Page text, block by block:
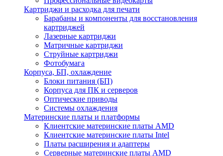
Картриджи и расходка для печати
Барабаны и компоненты для восстановления
картриджей
Лазерные картриджи
Матричные картриджи
Струйные картриджи
Фотобумага
Корпуса, БП, охлаждение
Блоки питания (БП)
Корпуса для ПК и серверов
Оптические приводы
Системы охлаждения
Материнские платы и платформы
Клиентские материнские платы AMD
Клиентские материнские платы Intel
Платы расширения и адаптеры
Серверные материнские платы AMD